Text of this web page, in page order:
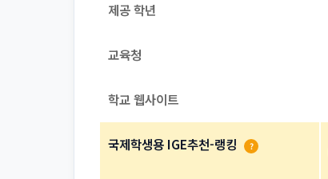
제공 학년
교육청
학교 웹사이트
국제학생용 IGE추천-랭킹 ?